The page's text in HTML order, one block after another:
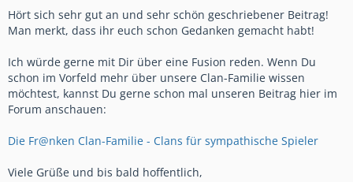
Hört sich sehr gut an und sehr schön geschriebener Beitrag!
Man merkt, dass ihr euch schon Gedanken gemacht habt!
Ich würde gerne mit Dir über eine Fusion reden. Wenn Du
schon im Vorfeld mehr über unsere Clan-Familie wissen
möchtest, kannst Du gerne schon mal unseren Beitrag hier im
Forum anschauen:
Die Fr@nken Clan-Familie - Clans für sympathische Spieler
Viele Grüße und bis bald hoffentlich,